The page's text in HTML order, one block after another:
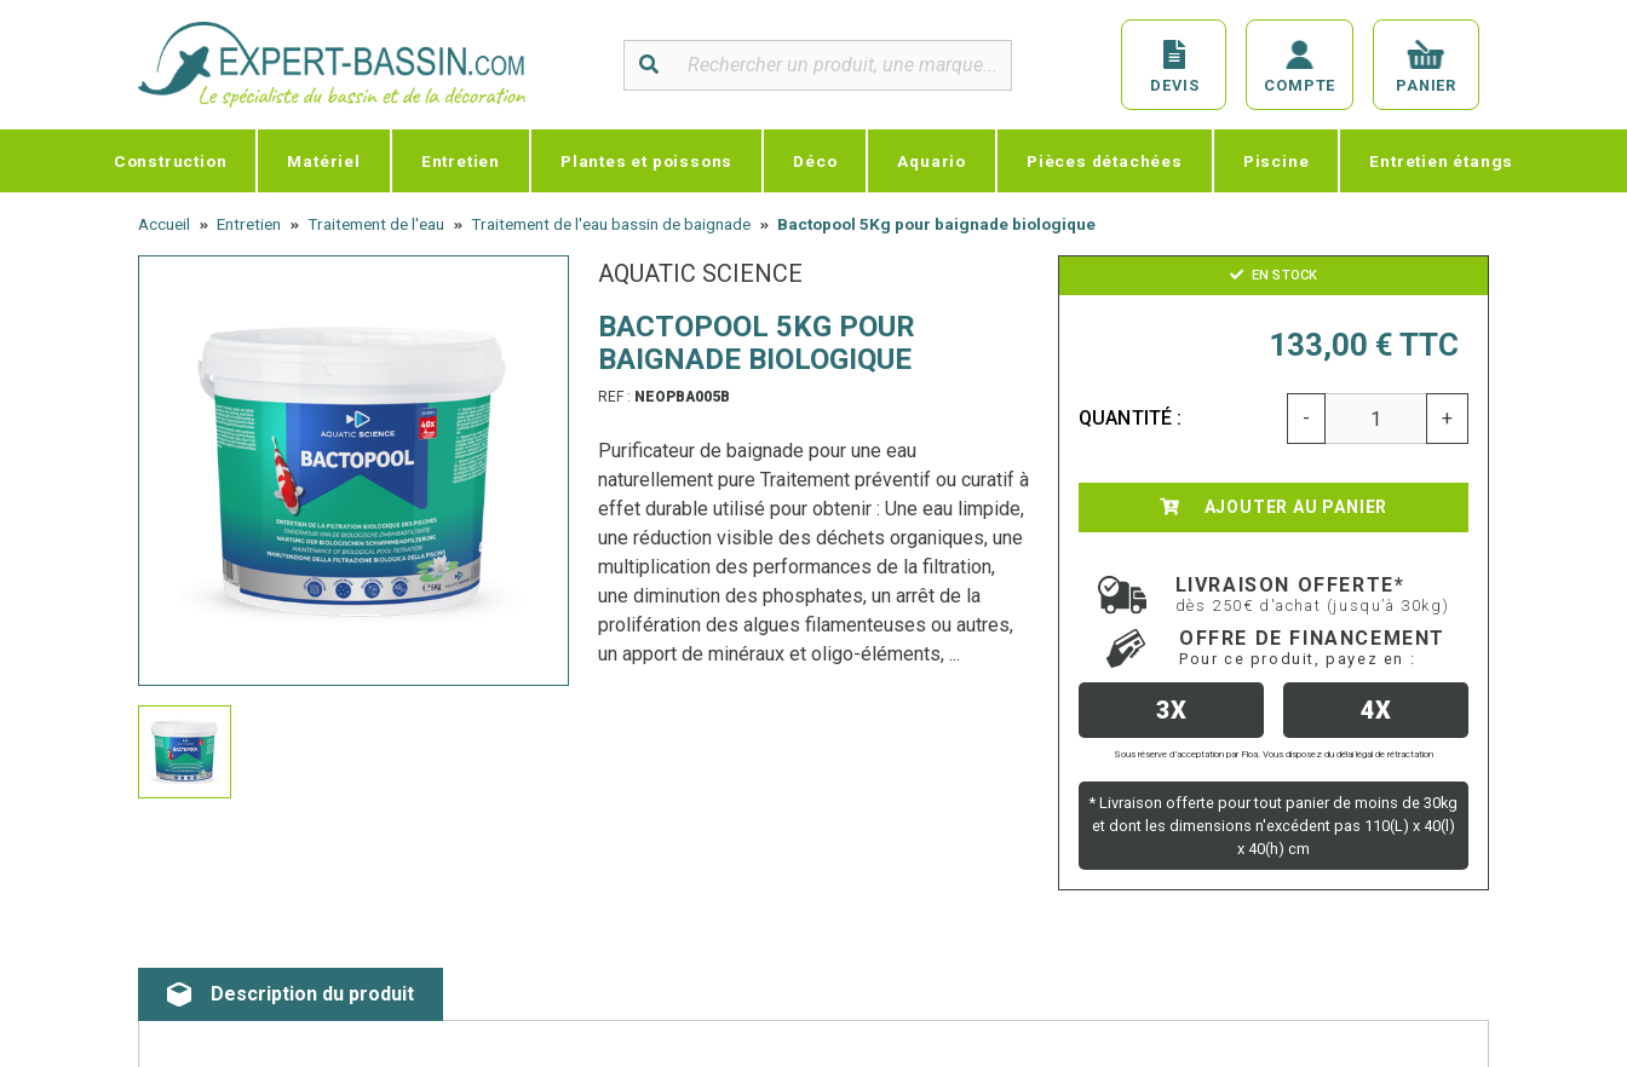
DEVIS COMPTE PANIER
Construction Matériel Entretien Plantes et poissons Déco Aquario Pièces détachées Piscine Entretien étangs
Accueil Entretien Traitement de l'eau Traitement de l'eau bassin de baignade Bactopool 5Kg pour baignade biologique
AQUATIC SCIENCE
BACTOPOOL 5KG POUR
BAIGNADE BIOLOGIQUE
REF : NEOPBA005B
Purificateur de baignade pour une eau
naturellement pure Traitement préventif ou curatif à
effet durable utilisé pour obtenir : Une eau limpide,
une réduction visible des déchets organiques, une
multiplication des performances de la filtration,
une diminution des phosphates, un arrêt de la
prolifération des algues filamenteuses ou autres,
un apport de minéraux et oligo-éléments, ...
EN STOCK
133,00 € TTC
QUANTITÉ : - +
AJOUTER AU PANIER
LIVRAISON OFFERTE*
dès 250€ d'achat (jusqu’à 30kg)
OFFRE DE FINANCEMENT
Pour ce produit, payez en :
3X 4X
Sous réserve d’acceptation par Floa. Vous disposez du délai légal de rétractation
* Livraison offerte pour tout panier de moins de 30kg
et dont les dimensions n'excédent pas 110(L) x 40(l)
x 40(h) cm
Description du produit